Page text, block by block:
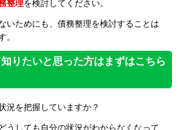
整理を検討してください。
いためにも、債務整理を検討することは
。
りたいと思った方はまずはこちら
況を把握していますか？
うしても自分の状況がわからなくなって